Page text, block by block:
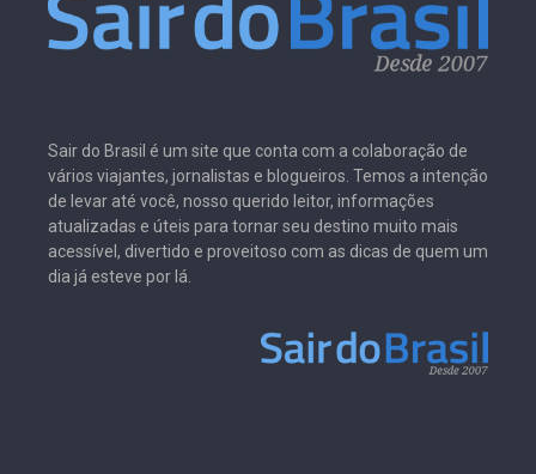
Sair do Brasil é um site que conta com a colaboração de
vários viajantes, jornalistas e blogueiros. Temos a intenção
de levar até você, nosso querido leitor, informações
atualizadas e úteis para tornar seu destino muito mais
acessível, divertido e proveitoso com as dicas de quem um
dia já esteve por lá.